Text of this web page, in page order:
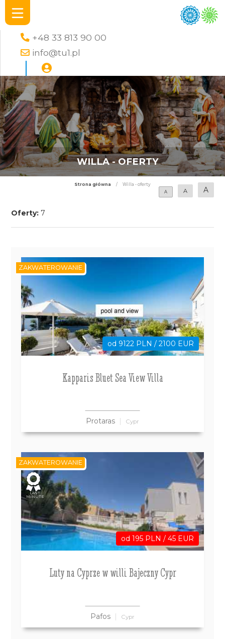
+48 33 813 90 00
info@tu1.pl
WILLA - OFERTY
Strona główna /
Willa - oferty
A
A A
Oferty: 7
od 9122 PLN / 2100 EUR
Kapparis Bluet Sea View Villa
Protaras Cypr
ZAKWATEROWANIE
od 195 PLN / 45 EUR
Luty na Cyprze w willi Bajeczny Cypr
Pafos Cypr
ZAKWATEROWANIE
LAST
MINUTE